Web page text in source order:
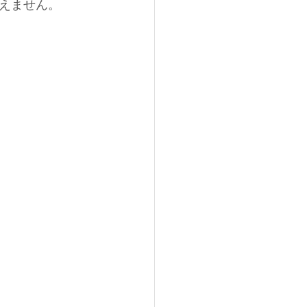
ません。